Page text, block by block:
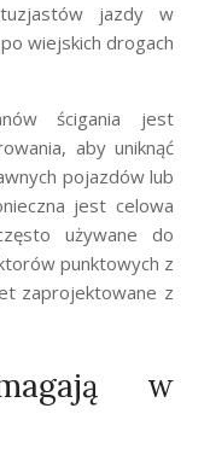
jazdy w
wiejskich drogach
ścigania jest
aby uniknąć
pojazdów lub
jest celowa
używane do
punktowych z
zaprojektowane z
w